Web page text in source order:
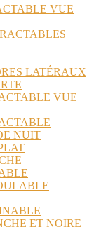
VUE
LATÉRAUX
VUE
NUIT
ET NOIRE